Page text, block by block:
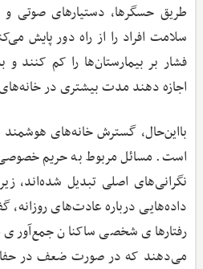
طریق حسگرها، دستیارهای صوتی و
سلامت افراد را از راه دور پایش
فشار بر بیمارستان‌ها را کم کنند و
اجازه دهند مدت بیشتری در
بااین‌حال، گسترش خانه‌های
است. مسائل مربوط به حریم
نگرانی‌های اصلی تبدیل شده‌اند،
داده‌هایی درباره عادت‌های
رفتارهای شخصی ساکنان جمع‌آوری
می‌دهند که در صورت ضعف در